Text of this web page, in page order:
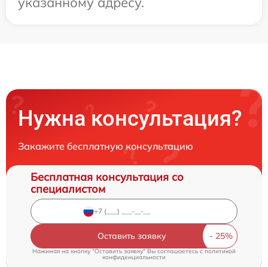
Нужна консультация?
Закажите бесплатную консультацию
Бесплатная консультация со
специалистом
Оставить заявку
Нажимая на кнопку "Оставить заявку" Вы соглашаетесь cполитикой
конфиденциальности